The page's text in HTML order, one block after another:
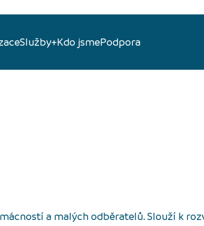
Služby+Kdo jsmePodpora
a malých odběratelů. Slouží k